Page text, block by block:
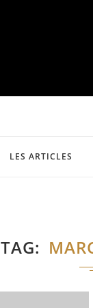
LES ARTICLES
TAG